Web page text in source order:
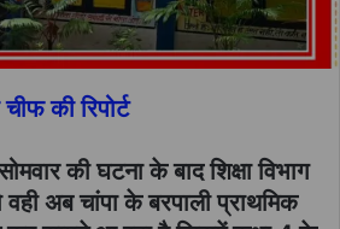
की रिपोर्ट
की घटना के बाद शिक्षा विभाग
अब चांपा के बरपाली प्राथमिक